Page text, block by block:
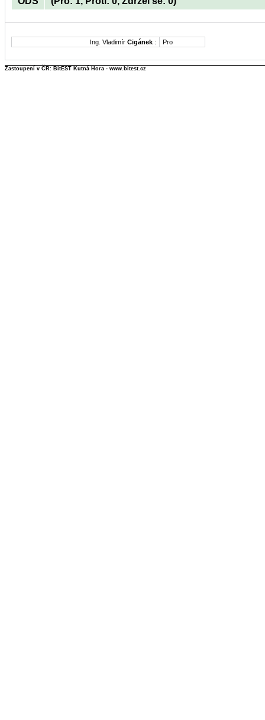
Ing. Vladimír Cigánek : Pro
Zastoupení v ČR: BitEST Kutná Hora - www.bitest.cz